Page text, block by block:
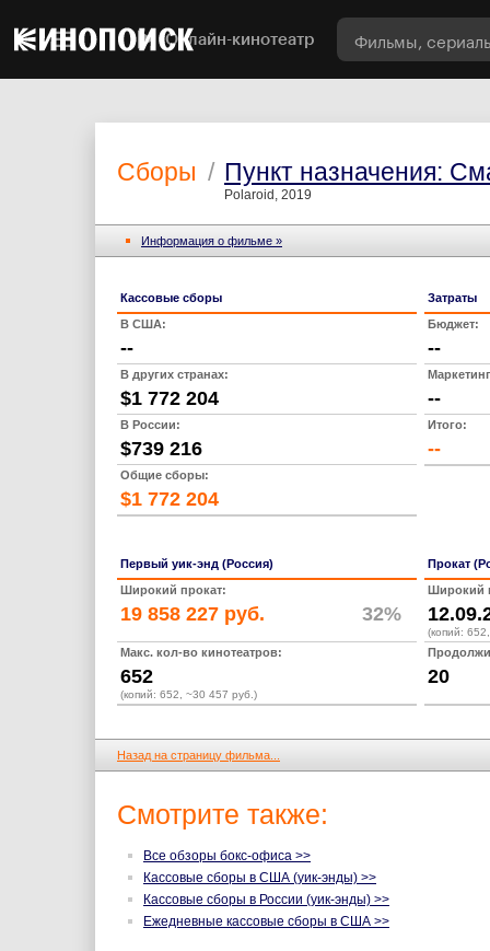
Онлайн-кинотеатр
Сборы / Пункт назначения:
Polaroid, 2019
Информация о фильме »
Кассовые сборы
В США:
--
В других странах:
$1 772 204
В России:
$739 216
Общие сборы:
$1 772 204
Затраты
Бюджет:
--
--
Итого:
--
Первый уик-энд (Россия)
Широкий прокат:
19 858 227 руб. 32%
Макс. кол-во кинотеатров:
652
(копий: 652, ~30 457 руб.)
Прокат
Широкий
(копий:
20
Назад на страницу фильма...
Смотрите также:
Все обзоры бокс-офиса >>
Кассовые сборы в США (уик-энды) >>
Кассовые сборы в России (уик-энды) >>
Ежедневные кассовые сборы в США >>